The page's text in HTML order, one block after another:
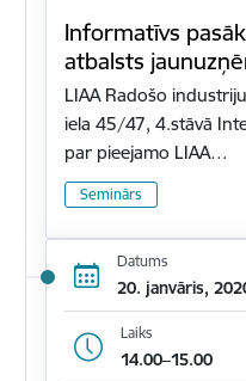
Informatīvs
atbalsts
LIAA Radošo
iela 45/47, 4.stāvā
par pieejamo LIAA…
Seminārs
Datums
20. janvāris,
Laiks
14.00–15.00